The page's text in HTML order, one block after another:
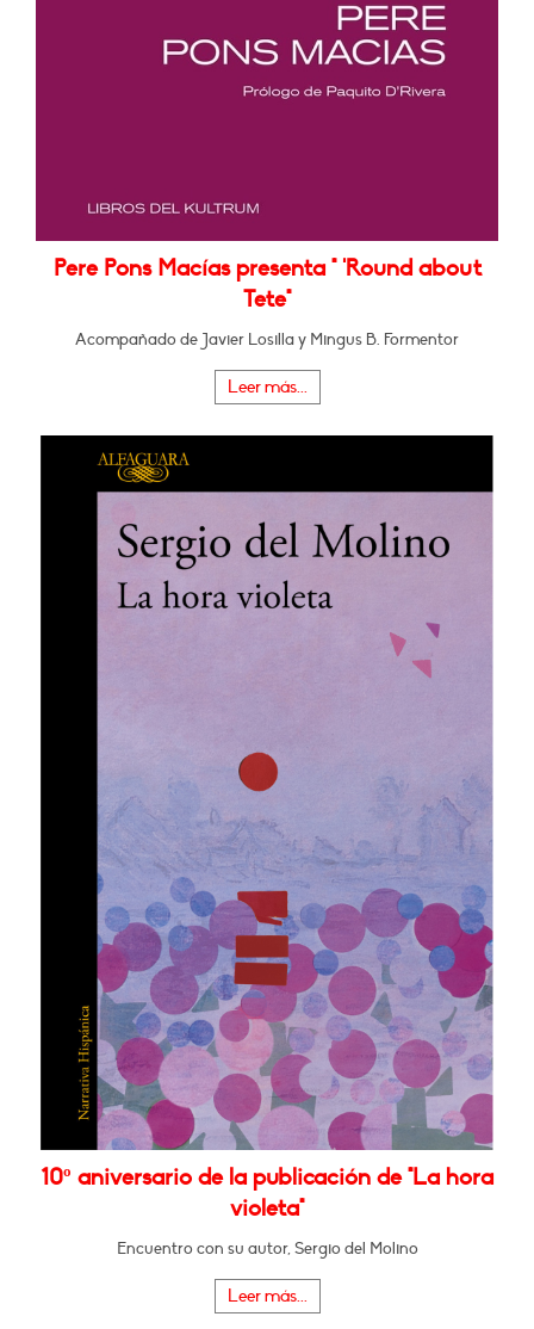
Pere Pons Macías presenta " 'Round about
Tete"
Acompañado de Javier Losilla y Mingus B. Formentor
Leer más...
10º aniversario de la publicación de "La hora
violeta"
Encuentro con su autor, Sergio del Molino
Leer más...